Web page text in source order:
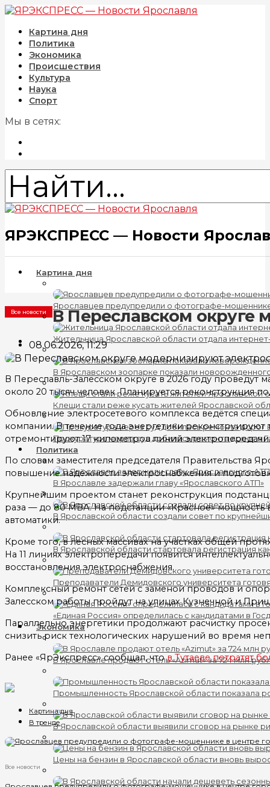
Картина дня
Политика
Экономика
Происшествия
Культура
Наука
Спорт
Мы в сетях:
ЯРЭКСПРЕСС — Новости
Картина дня
Ярославцев предупредили о фотографе-
Жительница Ярославской области отдала
В Ярославском зоопарке показали
Клещи стали реже кусать жителей Ярославской
Прокуратура через суд добилась ремонта дорог в
Политика
В Ярославле задержали главу «Ярославского АТП»
В Ярославской области создали совет по
В Ярославской области стартовала регистрация
Преподаватели Демидовского университета
«Единая Россия» определилась с кандидатами в
Экономика
В Ярославле продают отель «Azimut» за 724 млн
Промышленность Ярославской области показала
В Ярославской области выявили сговор на рынке
Цены на бензин в Ярославской области вновь
Все новости В Переславском округе
08.06.2026, 11:29
В Переславль-Залесском округе в 2026 году проведут
около 20 тысяч человек. Планируется реконструкция
Обновление электросетевого комплекса ведётся
компании. В течение года энергетики
отремонтируют 17 километров линий электропередачи.
По словам заместителя председателя Правительства
повышение надёжности электроснабжения и
Крупнейшим проектом станет реконструкция
раза — до 80 МВА. На подстанции «Красное» мощность
автоматики.
Кроме того, в лесных массивах на участках общей
На 11 линиях электропередачи появится
восстановления электроснабжения.
Комплексный ремонт сетей с заменой проводов и
Залесском работы пройдут на улицах Кузнечной и
Параллельно энергетики продолжают расчистку
снизить риск технологических нарушений во время
Ранее «ЯрЭкспресс» сообщал, чтов Тутаеве потратят
Картина дня
В тренде
Все новости